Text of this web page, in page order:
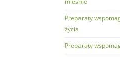
Preparaty
życia
Preparaty